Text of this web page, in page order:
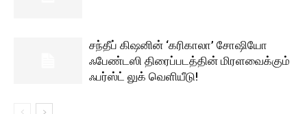
சந்தீப் கிஷனின் ‘கரிகாலா’ சோஷியோ
ஃபேண்டஸி திரைப்படத்தின் மிரளவைக்கும்
ஃபர்ஸ்ட் லுக் வெளியீடு!